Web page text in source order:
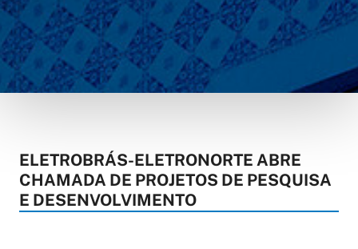
ELETROBRÁS-ELETRONORTE ABRE
CHAMADA DE PROJETOS DE PESQUISA
E DESENVOLVIMENTO